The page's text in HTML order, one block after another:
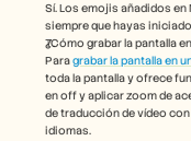
Sí. Los emojis añadidos
siempre que hayas
¿Cómo grabar la pantalla
Para grabar la pantalla en
toda la pantalla y ofrece
en off y aplicar zoom de
de traducción de vídeo con
idiomas.